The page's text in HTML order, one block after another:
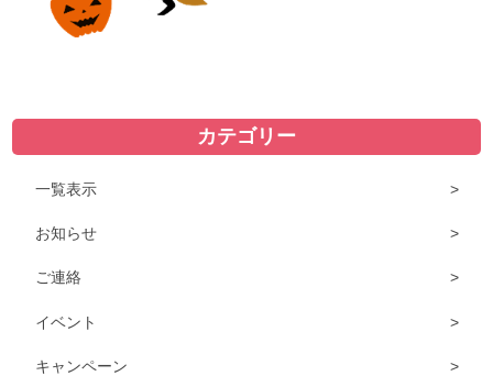
カテゴリー
一覧表示
お知らせ
ご連絡
イベント
キャンペーン